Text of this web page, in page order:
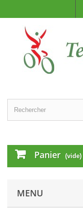
Panier (vide)
MENU